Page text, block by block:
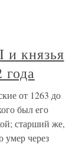
и князья
года
от 1263 до
был его
старший же,
умер через